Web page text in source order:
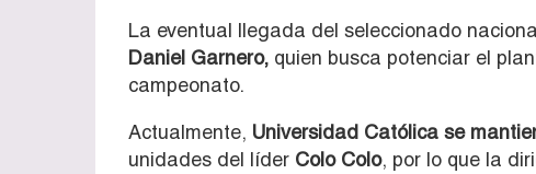
La eventual llegada del seleccionado
Daniel Garnero, quien busca potenciar el
campeonato.
Actualmente, Universidad Católica se
unidades del líder Colo Colo, por lo que la